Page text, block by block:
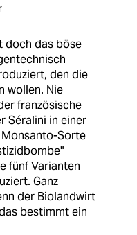
doch das böse
den die
wollen. Nie
französische
Séralini in einer
Sorte
fünf Varianten
Ganz
der Biolandwirt
bestimmt ein